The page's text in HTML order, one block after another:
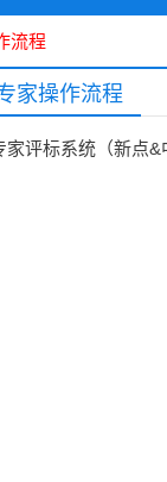
流程
家操作流程
家评标系统（新点